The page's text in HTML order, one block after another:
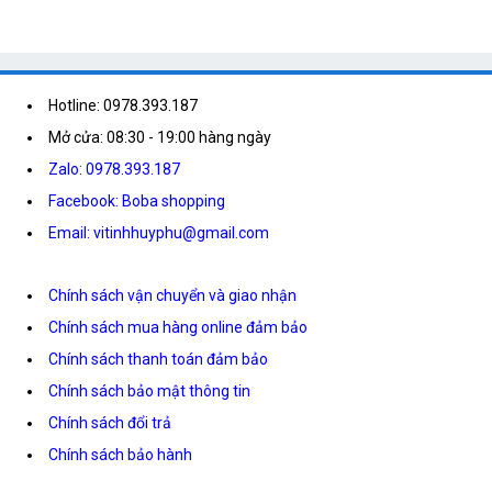
Hotline: 0978.393.187
Mở cửa: 08:30 - 19:00 hàng ngày
Zalo: 0978.393.187
Facebook: Boba shopping
Email: vitinhhuyphu@gmail.com
Chính sách vận chuyển và giao nhận
Chính sách mua hàng online đảm bảo
Chính sách thanh toán đảm bảo
Chính sách bảo mật thông tin
Chính sách đổi trả
Chính sách bảo hành